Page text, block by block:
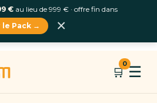
🛒
0
☰
€au lieu de 999 € · offre fin dans
le Pack →
×